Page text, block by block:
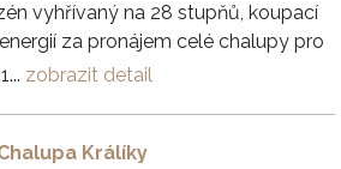
vyhřívaný na 28 stupňů, koupací
za pronájem celé chalupy pro
zobrazit detail
Králíky